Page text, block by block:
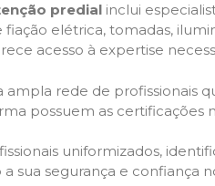
predial inclui
elétrica, tomadas,
acesso à expertise
ampla rede de profissionais
possuem as
uniformizados,
sua segurança e confiança